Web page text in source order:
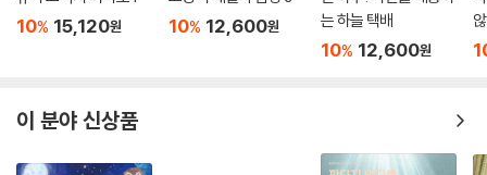
10% 15,120원 10% 12,600원
는 하늘 택배
10% 12,600원
이 분야 신상품